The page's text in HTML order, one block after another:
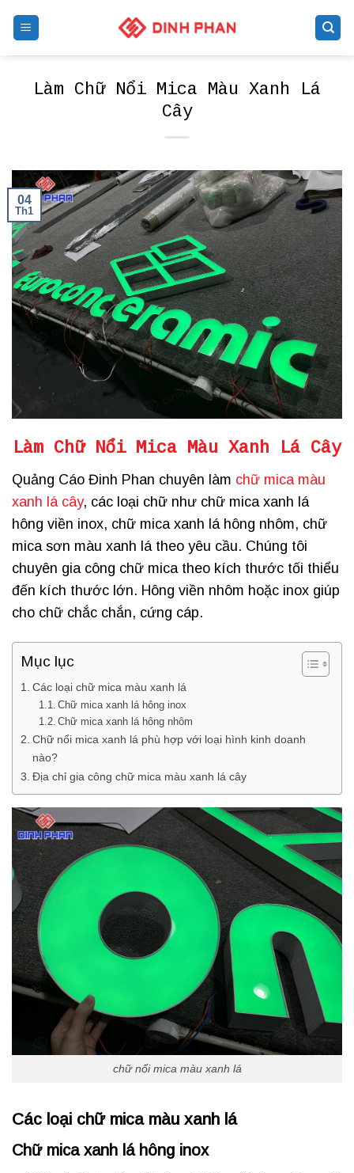
Làm Chữ Nổi Mica Màu Xanh Lá
Cây
04
Th1
Làm Chữ Nổi Mica Màu Xanh Lá Cây
Quảng Cáo Đinh Phan chuyên làm chữ mica màu
xanh lá cây, các loại chữ như chữ mica xanh lá
hông viền inox, chữ mica xanh lá hông nhôm, chữ
mica sơn màu xanh lá theo yêu cầu. Chúng tôi
chuyên gia công chữ mica theo kích thước tối thiểu
đến kích thước lớn. Hông viền nhôm hoặc inox giúp
cho chữ chắc chắn, cứng cáp.
Mục lục
Các loại chữ mica màu xanh lá
Chữ mica xanh lá hông inox
Chữ mica xanh lá hông nhôm
Chữ nổi mica xanh lá phù hợp với loại hình kinh doanh
nào?
Địa chỉ gia công chữ mica màu xanh lá cây
chữ nổi mica màu xanh lá
Các loại chữ mica màu xanh lá
Chữ mica xanh lá hông inox